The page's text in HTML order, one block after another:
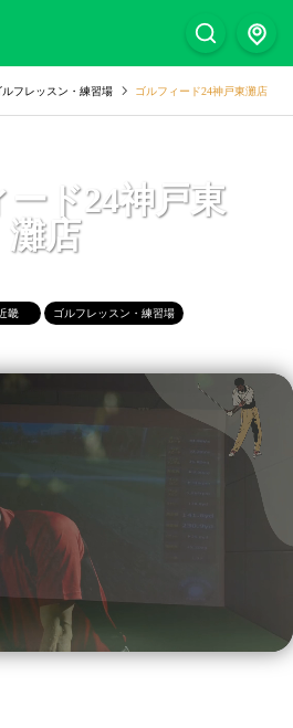
ルフレッスン・練習場 ゴルフィード24神戸東灘店
ード24神戸東
灘店
畿 ゴルフレッスン・練習場